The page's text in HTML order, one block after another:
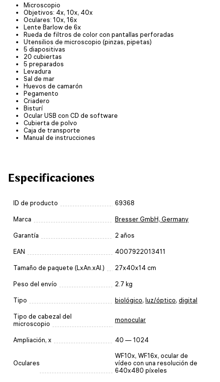
Microscopio
Objetivos: 4x, 10x, 40x
Oculares: 10x, 16x
Lente Barlow de 6x
Rueda de filtros de color con pantallas perforadas
Utensilios de microscopio (pinzas, pipetas)
5 diapositivas
20 cubiertas
5 preparados
Levadura
Sal de mar
Huevos de camarón
Pegamento
Criadero
Bisturí
Ocular USB con CD de software
Cubierta de polvo
Caja de transporte
Manual de instrucciones
Especificaciones
ID de producto 69368
Marca Bresser GmbH, Germany
Garantía 2 años
EAN 4007922013411
Tamaño de paquete (LxAn.xAl.) 27x40x14 cm
Peso del envío 2.7 kg
Tipo biológico, luz/óptico, digital
Tipo de cabezal del
microscopio
monocular
Ampliación, x 40 — 1024
Oculares
WF10x, WF16x, ocular de
vídeo con una resolución de
640x480 píxeles